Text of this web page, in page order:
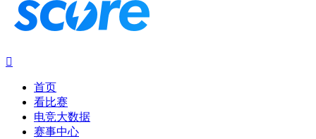

首页
看比赛
电竞大数据
赛事中心